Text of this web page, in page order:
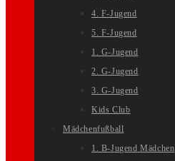
4. F-Jugend
5. F-Jugend
1. G-Jugend
2. G-Jugend
3. G-Jugend
Kids Club
Mädchenfußball
1. B-Jugend Mädchen